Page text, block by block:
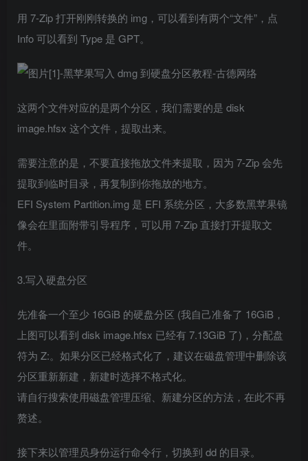
用 7-Zip 打开刚刚转换的 img，可以看到有两个“文件”，点
Info 可以看到 Type 是 GPT。
这两个文件对应的是两个分区，我们需要的是 disk
image.hfsx 这个文件，提取出来。
需要注意的是，不要直接拖放文件来提取，因为 7-Zip 会先
提取到临时目录，再复制到你拖放的地方。
EFI System Partition.img 是 EFI 系统分区，大多数黑苹果镜
像会在里面附带引导程序，可以用 7-Zip 直接打开提取文
件。
3.写入硬盘分区
先准备一个至少 16GiB 的硬盘分区 (我自己准备了 16GiB，
上图可以看到 disk image.hfsx 已经有 7.13GiB 了)，分配盘
符为 Z:。如果分区已经格式化了，建议在磁盘管理中删除该
分区重新新建，新建时选择不格式化。
请自行搜索使用磁盘管理压缩、新建分区的方法，在此不再
赘述。
接下来以管理员身份运行命令行，切换到 dd 的目录。